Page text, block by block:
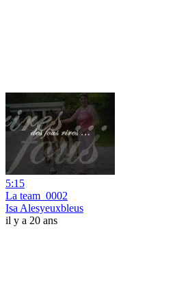
5:15
La team_0002
Isa Alesyeuxbleus
il y a 20 ans